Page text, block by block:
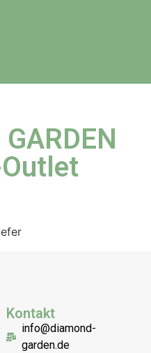
Kontakt
info@diamond-
garden.de